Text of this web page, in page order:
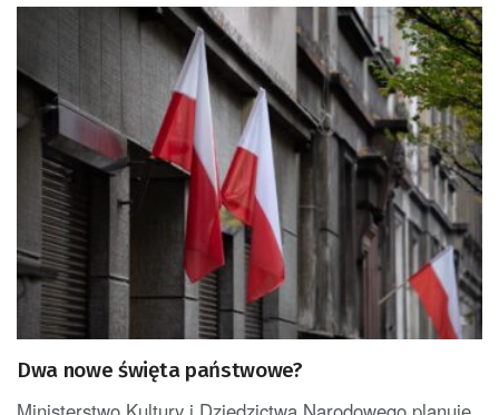
Dwa nowe święta państwowe?